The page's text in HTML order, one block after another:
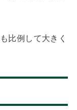
比例して大きく